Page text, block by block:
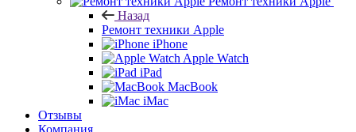
Назад
Ремонт техники Apple
iPhone
Apple Watch
iPad
MacBook
iMac
Отзывы
Компания